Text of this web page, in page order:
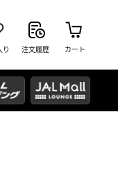
り 注文履歴 カート